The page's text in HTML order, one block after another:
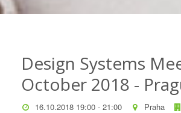
Design Systems
October 2018 -
16.10.2018 19:00 - 21:00 Praha